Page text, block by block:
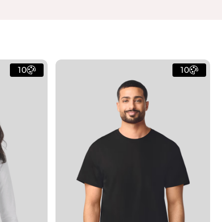
10 10